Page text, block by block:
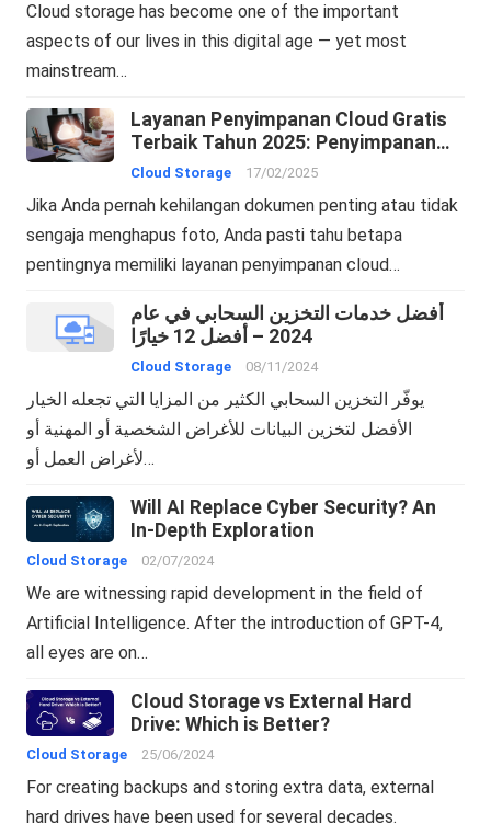
Cloud storage has become one of the important
aspects of our lives in this digital age — yet most
mainstream…
Layanan Penyimpanan Cloud Gratis
Terbaik Tahun 2025: Penyimpanan
Online dan Pencadangan Cloud
Cloud Storage 17/02/2025
Jika Anda pernah kehilangan dokumen penting atau tidak
sengaja menghapus foto, Anda pasti tahu betapa
pentingnya memiliki layanan penyimpanan cloud…
أفضل خدمات التخزين السحابي في عام
2024 – أفضل 12 خيارًا
Cloud Storage 08/11/2024
يوفّر التخزين السحابي الكثير من المزايا التي تجعله الخيار
الأفضل لتخزين البيانات للأغراض الشخصية أو المهنية أو
لأغراض العمل أو…
Will AI Replace Cyber Security? An
In-Depth Exploration
Cloud Storage 02/07/2024
We are witnessing rapid development in the field of
Artificial Intelligence. After the introduction of GPT-4,
all eyes are on…
Cloud Storage vs External Hard
Drive: Which is Better?
Cloud Storage 25/06/2024
For creating backups and storing extra data, external
hard drives have been used for several decades.